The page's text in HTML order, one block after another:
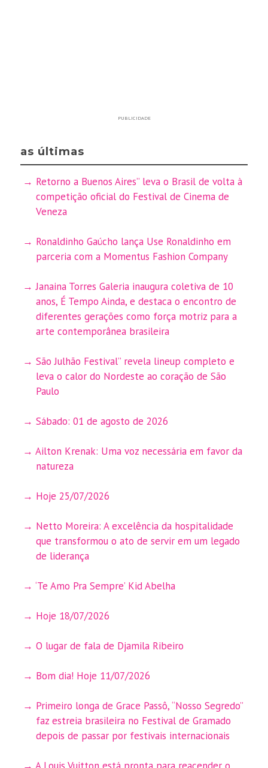
PUBLICIDADE
as últimas
Retorno a Buenos Aires” leva o Brasil de volta à
competição oficial do Festival de Cinema de
Veneza
Ronaldinho Gaúcho lança Use Ronaldinho em
parceria com a Momentus Fashion Company
Janaina Torres Galeria inaugura coletiva de 10
anos, É Tempo Ainda, e destaca o encontro de
diferentes gerações como força motriz para a
arte contemporânea brasileira
São Julhão Festival” revela lineup completo e
leva o calor do Nordeste ao coração de São
Paulo
Sábado: 01 de agosto de 2026
Ailton Krenak: Uma voz necessária em favor da
natureza
Hoje 25/07/2026
Netto Moreira: A excelência da hospitalidade
que transformou o ato de servir em um legado
de liderança
‘Te Amo Pra Sempre’ Kid Abelha
Hoje 18/07/2026
O lugar de fala de Djamila Ribeiro
Bom dia! Hoje 11/07/2026
Primeiro longa de Grace Passô, “Nosso Segredo”
faz estreia brasileira no Festival de Gramado
depois de passar por festivais internacionais